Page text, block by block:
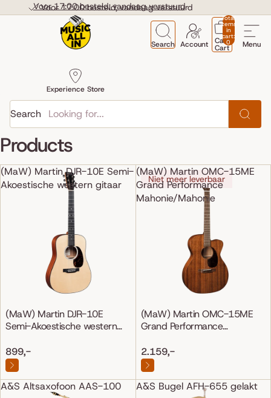
Voor 17:00 besteld, vandaag verstuurd
Voor 17:00 besteld, vandaag verstuurd
Menu
Search
Experience Store
Account
Total
items
in
cart:
0
Cart
Cart
Search
Products
(MaW) Martin DJR-10E Semi-
Akoestische western gitaar
(MaW) Martin DJR-10E
Semi-Akoestische western
899,-
(MaW) Martin OMC-15ME
Grand Performance
Mahonie/Mahonie
Niet meer leverbaar
(MaW) Martin OMC-15ME
Grand Performance
2.159,-
A&S Altsaxofoon AAS-100 A&S Bugel AFH-655 gelakt